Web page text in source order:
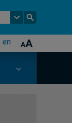
en